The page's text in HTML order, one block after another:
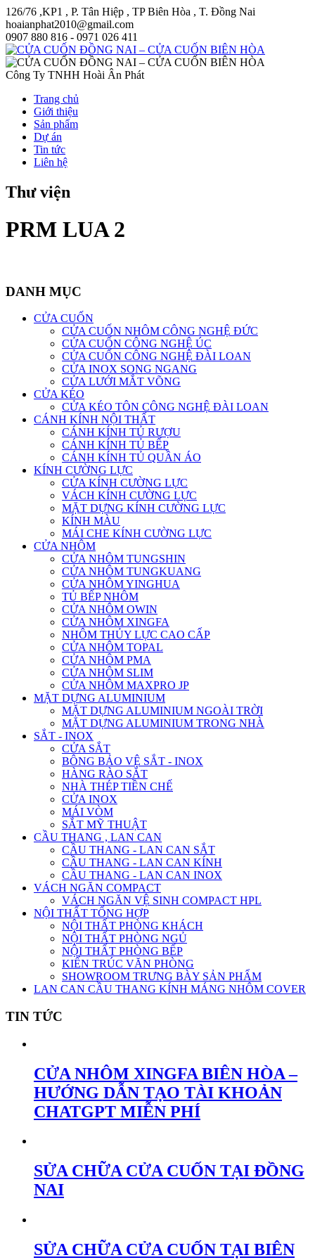
126/76 ,KP1 , P. Tân Hiệp , TP Biên Hòa , T. Đồng Nai
hoaianphat2010@gmail.com
0907 880 816 - 0971 026 411
Công Ty TNHH Hoài Ân Phát
Trang chủ
Giới thiệu
Sản phẩm
Dự án
Tin tức
Liên hệ
Thư viện
PRM LUA 2
DANH MỤC
CỬA CUỐN
CỬA CUỐN NHÔM CÔNG NGHỆ ĐỨC
CỬA CUỐN CÔNG NGHỆ ÚC
CỬA CUỐN CÔNG NGHỆ ĐÀI LOAN
CỬA INOX SONG NGANG
CỬA LƯỚI MẮT VÕNG
CỬA KÉO
CỬA KÉO TÔN CÔNG NGHỆ ĐÀI LOAN
CÁNH KÍNH NỘI THẤT
CÁNH KÍNH TỦ RƯỢU
CÁNH KÍNH TỦ BẾP
CÁNH KÍNH TỦ QUẦN ÁO
KÍNH CƯỜNG LỰC
CỬA KÍNH CƯỜNG LỰC
VÁCH KÍNH CƯỜNG LỰC
MẶT DỰNG KÍNH CƯỜNG LỰC
KÍNH MÀU
MÁI CHE KÍNH CƯỜNG LỰC
CỬA NHÔM
CỬA NHÔM TUNGSHIN
CỬA NHÔM TUNGKUANG
CỬA NHÔM YINGHUA
TỦ BẾP NHÔM
CỬA NHÔM OWIN
CỬA NHÔM XINGFA
NHÔM THỦY LỰC CAO CẤP
CỬA NHÔM TOPAL
CỬA NHÔM PMA
CỬA NHÔM SLIM
CỬA NHÔM MAXPRO JP
MẶT DỰNG ALUMINIUM
MẶT DỰNG ALUMINIUM NGOÀI TRỜI
MẶT DỰNG ALUMINIUM TRONG NHÀ
SẮT - INOX
CỬA SẮT
BÔNG BẢO VỆ SẮT - INOX
HÀNG RÀO SẮT
NHÀ THÉP TIỀN CHẾ
CỬA INOX
MÁI VÒM
SẮT MỸ THUẬT
CẦU THANG , LAN CAN
CẦU THANG - LAN CAN SẮT
CẦU THANG - LAN CAN KÍNH
CẦU THANG - LAN CAN INOX
VÁCH NGĂN COMPACT
VÁCH NGĂN VỆ SINH COMPACT HPL
NỘI THẤT TỔNG HỢP
NỘI THẤT PHÒNG KHÁCH
NỘI THẤT PHÒNG NGỦ
NỘI THẤT PHÒNG BẾP
KIẾN TRÚC VĂN PHÒNG
SHOWROOM TRƯNG BÀY SẢN PHẨM
LAN CAN CẦU THANG KÍNH MÁNG NHÔM COVER
TIN TỨC
CỬA NHÔM XINGFA BIÊN HÒA –
HƯỚNG DẪN TẠO TÀI KHOẢN
CHATGPT MIỄN PHÍ
SỬA CHỮA CỬA CUỐN TẠI ĐỒNG
NAI
SỬA CHỮA CỬA CUỐN TẠI BIÊN